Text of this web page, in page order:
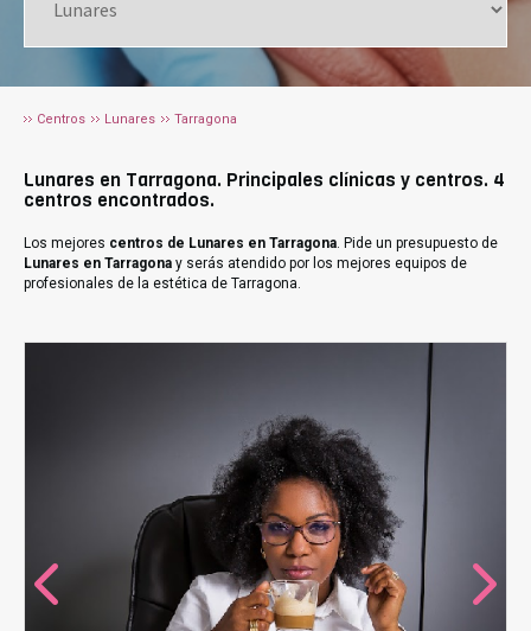
Centros Lunares Tarragona
Lunares en Tarragona. Principales clínicas y centros. 4
centros encontrados.
Los mejores centros de Lunares en Tarragona. Pide un presupuesto de
Lunares en Tarragona y serás atendido por los mejores equipos de
profesionales de la estética de Tarragona.